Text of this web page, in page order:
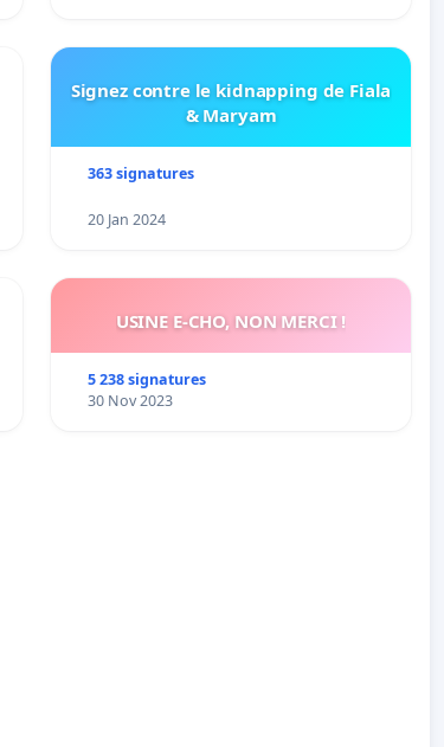
Signez contre le kidnapping de Fiala
& Maryam
363 signatures
20 Jan 2024
USINE E-CHO, NON MERCI !
5 238 signatures
30 Nov 2023